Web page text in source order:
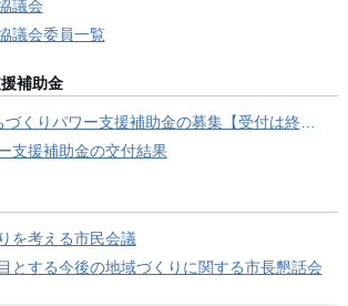
議会
議会委員一覧
補助金
パワー支援補助金の募集【受付は終了しました。】
支援補助金の交付結果
を考える市民会議
とする今後の地域づくりに関する市長懇話会